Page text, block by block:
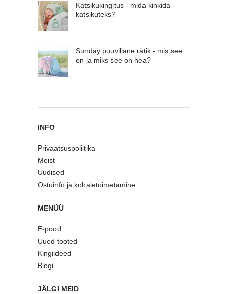
Katsikukingitus - mida kinkida
katsikuteks?
Sunday puuvillane rätik - mis see
on ja miks see on hea?
INFO
Privaatsuspoliitika
Meist
Uudised
Ostuinfo ja kohaletoimetamine
MENÜÜ
E-pood
Uued tooted
Kingiideed
Blogi
JÄLGI MEID